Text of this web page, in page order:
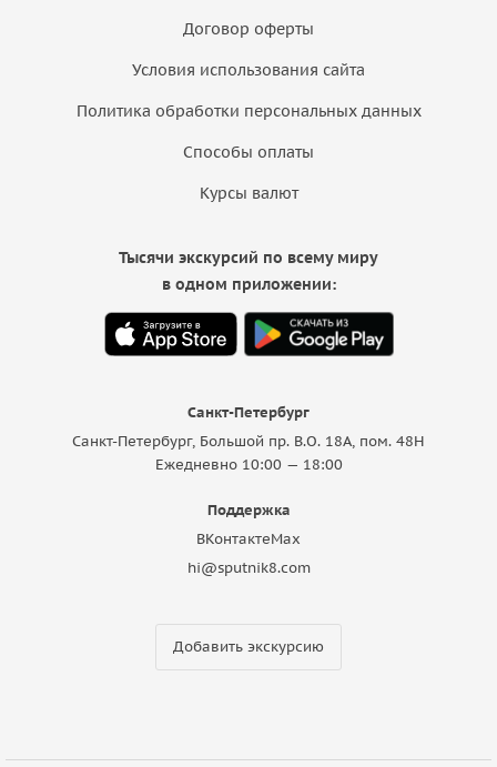
Договор оферты
Условия использования сайта
Политика обработки персональных данных
Способы оплаты
Курсы валют
Санкт-Петербург
Санкт-Петербург, Большой пр. В.О. 18A, пом. 48Н
Ежедневно 10:00 — 18:00
Поддержка
ВКонтактеMax
hi@sputnik8.com
Добавить экскурсию
Тысячи экскурсий по всему миру
в одном приложении: